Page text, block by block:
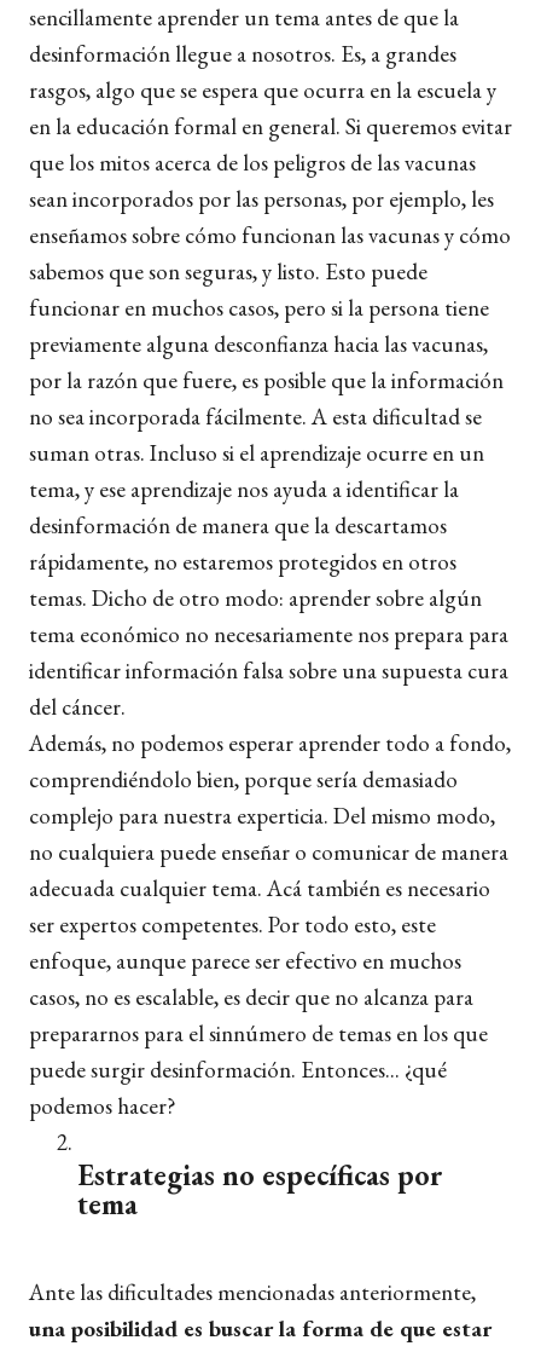
sencillamente aprender un tema antes de que la
desinformación llegue a nosotros. Es, a grandes
rasgos, algo que se espera que ocurra en la escuela y
en la educación formal en general. Si queremos evitar
que los mitos acerca de los peligros de las vacunas
sean incorporados por las personas, por ejemplo, les
enseñamos sobre cómo funcionan las vacunas y cómo
sabemos que son seguras, y listo. Esto puede
funcionar en muchos casos, pero si la persona tiene
previamente alguna desconfianza hacia las vacunas,
por la razón que fuere, es posible que la información
no sea incorporada fácilmente. A esta dificultad se
suman otras. Incluso si el aprendizaje ocurre en un
tema, y ese aprendizaje nos ayuda a identificar la
desinformación de manera que la descartamos
rápidamente, no estaremos protegidos en otros
temas. Dicho de otro modo: aprender sobre algún
tema económico no necesariamente nos prepara para
identificar información falsa sobre una supuesta cura
del cáncer.
Además, no podemos esperar aprender todo a fondo,
comprendiéndolo bien, porque sería demasiado
complejo para nuestra experticia. Del mismo modo,
no cualquiera puede enseñar o comunicar de manera
adecuada cualquier tema. Acá también es necesario
ser expertos competentes. Por todo esto, este
enfoque, aunque parece ser efectivo en muchos
casos, no es escalable, es decir que no alcanza para
prepararnos para el sinnúmero de temas en los que
puede surgir desinformación. Entonces... ¿qué
podemos hacer?
Estrategias no específicas por
tema
Ante las dificultades mencionadas anteriormente,
una posibilidad es buscar la forma de que estar